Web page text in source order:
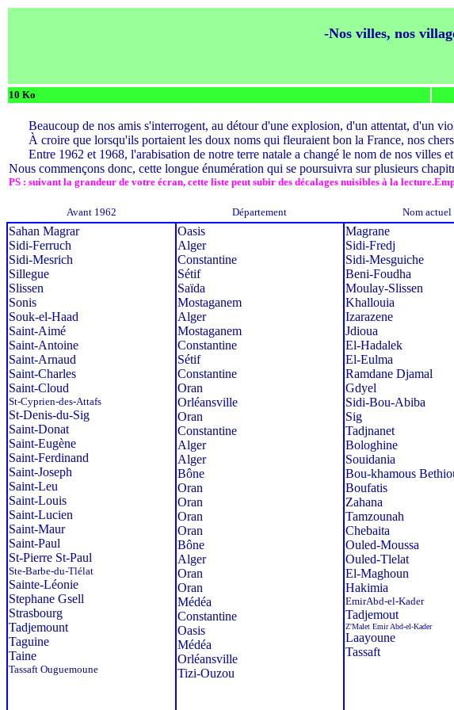
-Nos villes, nos
10 Ko
Beaucoup de nos amis s'interrogent, au détour d'une explosion, d'un attentat, d'un
À croire que lorsqu'ils portaient les doux noms qui fleuraient bon la France, nos
Entre 1962 et 1968, l'arabisation de notre terre natale a changé le nom de nos villes
Nous commençons donc, cette longue énumération qui se poursuivra sur plusieurs
PS : suivant la grandeur de votre écran, cette liste peut subir des décalages nuisibles à la
Avant 1962 Département Nom actuel
Sahan Magrar
Sidi-Ferruch
Sidi-Mesrich
Sillegue
Slissen
Sonis
Souk-el-Haad
Saint-Aimé
Saint-Antoine
Saint-Arnaud
Saint-Charles
Saint-Cloud
St-Cyprien-des-Attafs
St-Denis-du-Sig
Saint-Donat
Saint-Eugène
Saint-Ferdinand
Saint-Joseph
Saint-Leu
Saint-Louis
Saint-Lucien
Saint-Maur
Saint-Paul
St-Pierre St-Paul
Ste-Barbe-du-Tlélat
Sainte-Léonie
Stephane Gsell
Strasbourg
Tadjemount
Taguine
Taine
Tassaft Ouguemoune
Oasis
Alger
Constantine
Sétif
Saïda
Mostaganem
Alger
Mostaganem
Constantine
Sétif
Constantine
Oran
Orléansville
Oran
Constantine
Alger
Alger
Bône
Oran
Oran
Oran
Oran
Bône
Alger
Oran
Oran
Médéa
Constantine
Oasis
Médéa
Orléansville
Tizi-Ouzou
Magrane
Sidi-Fredj
Sidi-Mesguiche
Beni-Foudha
Moulay-Slissen
Khallouia
Izarazene
Jdioua
El-Hadalek
El-Eulma
Ramdane Djamal
Gdyel
Sidi-Bou-Abiba
Sig
Tadjnanet
Bologhine
Souidania
Bou-khamous
Boufatis
Zahana
Tamzounah
Chebaita
Ouled-Moussa
Ouled-Tlelat
El-Maghoun
Hakimia
EmirAbd-el-Kader
Tadjemout
Z'Malet Emir Abd-el-Kader
Laayoune
Tassaft